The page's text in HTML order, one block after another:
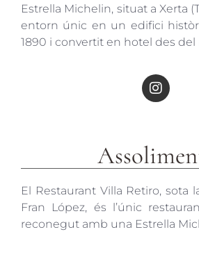
Estrella Michelin, situat a Xerta
entorn únic en un edifici
1890 i convertit en hotel des
El Restaurant Villa Retiro, sota
Fran López, és l’únic
reconegut amb una Estrella